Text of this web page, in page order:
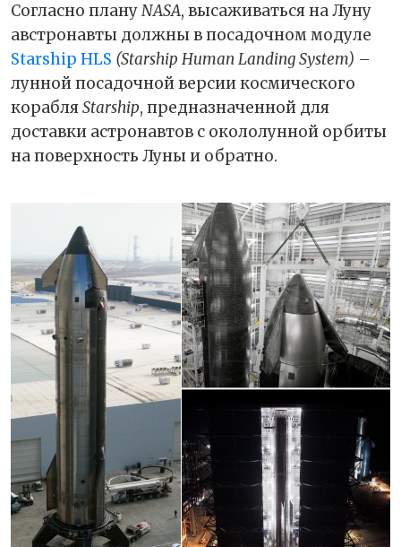
Согласно плануNASA, высаживаться на Луну
австронавты должны в посадочном модуле
Starship HLS (Starship Human Landing System) –
лунной посадочной версии космического
корабляStarship, предназначенной для
доставки астронавтов с окололунной орбиты
на поверхность Луны и обратно.